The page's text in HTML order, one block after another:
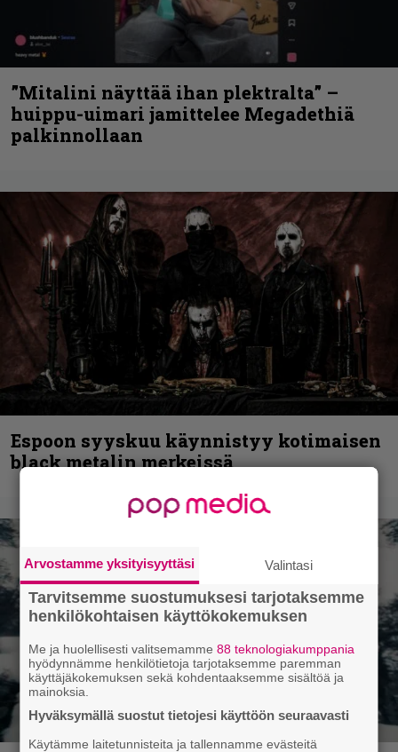
”Mitalini näyttää ihan plektralta” –
huippu-uimari jamittelee Megadethiä
palkinnollaan
Espoon syyskuu käynnistyy kotimaisen
black metalin merkeissä
Arvostamme yksityisyyttäsi Valintasi
Tarvitsemme suostumuksesi tarjotaksemme
henkilökohtaisen käyttökokemuksen
Me ja huolellisesti valitsemamme88 teknologiakumppania
hyödynnämme henkilötietoja tarjotaksemme paremman
käyttäjäkokemuksen sekä kohdentaaksemme sisältöä ja
mainoksia.
Hyväksymällä suostut tietojesi käyttöön seuraavasti
Käytämme laitetunnisteita ja tallennamme evästeitä